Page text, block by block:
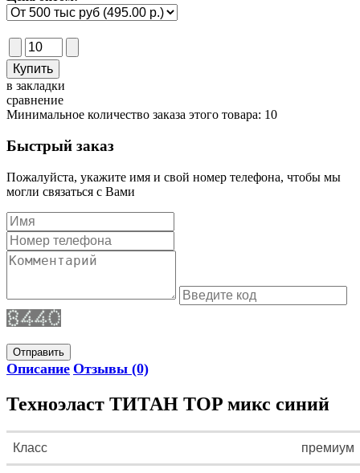
в закладки
сравнение
Минимальное количество заказа этого товара: 10
Быстрый заказ
Пожалуйста, укажите имя и свой номер телефона, чтобы мы
могли связаться с Вами
Отправить
Описание Отзывы (0)
Техноэласт ТИТАН TOP микс синий
Класс премиум